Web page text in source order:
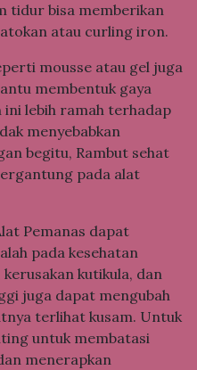
tidur bisa memberikan
atau curling iron.
mousse atau gel juga
membentuk gaya
ini lebih ramah terhadap
menyebabkan
begitu, Rambut sehat
pada alat
Pemanas dapat
pada kesehatan
kutikula, dan
juga dapat mengubah
terlihat kusam. Untuk
untuk membatasi
menerapkan